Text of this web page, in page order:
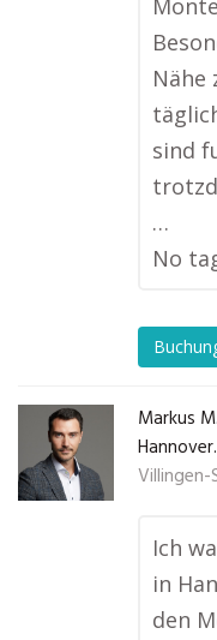
Nähe
sind
…
No
Markus
Hannover.
Villingen-
Ich
in
den